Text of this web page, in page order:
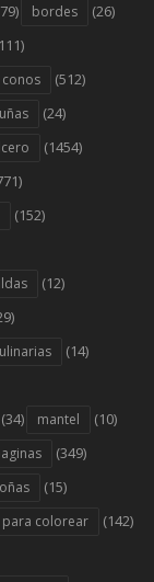
bordes (26)
conos (512)
(24)
(1454)
(152)
(12)
(14)
(34) mantel (10)
(349)
(15)
para colorear (142)